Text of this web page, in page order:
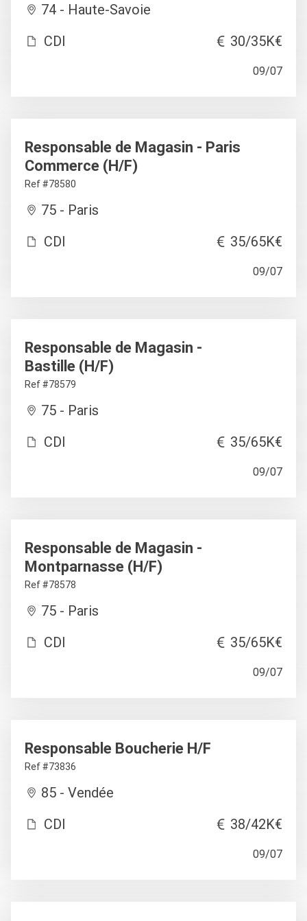
74 - Haute-Savoie
CDI
30/35K€
09/07
Responsable de Magasin - Paris
Commerce (H/F)
Ref #78580
75 - Paris
CDI
35/65K€
09/07
Responsable de Magasin -
Bastille (H/F)
Ref #78579
75 - Paris
CDI
35/65K€
09/07
Responsable de Magasin -
Montparnasse (H/F)
Ref #78578
75 - Paris
CDI
35/65K€
09/07
Responsable Boucherie H/F
Ref #73836
85 - Vendée
CDI
38/42K€
09/07